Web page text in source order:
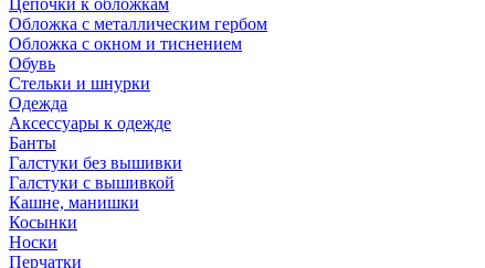
Цепочки к обложкам
Обложка с металлическим гербом
Обложка с окном и тиснением
Обувь
Стельки и шнурки
Одежда
Аксессуары к одежде
Банты
Галстуки без вышивки
Галстуки с вышивкой
Кашне, манишки
Косынки
Носки
Перчатки